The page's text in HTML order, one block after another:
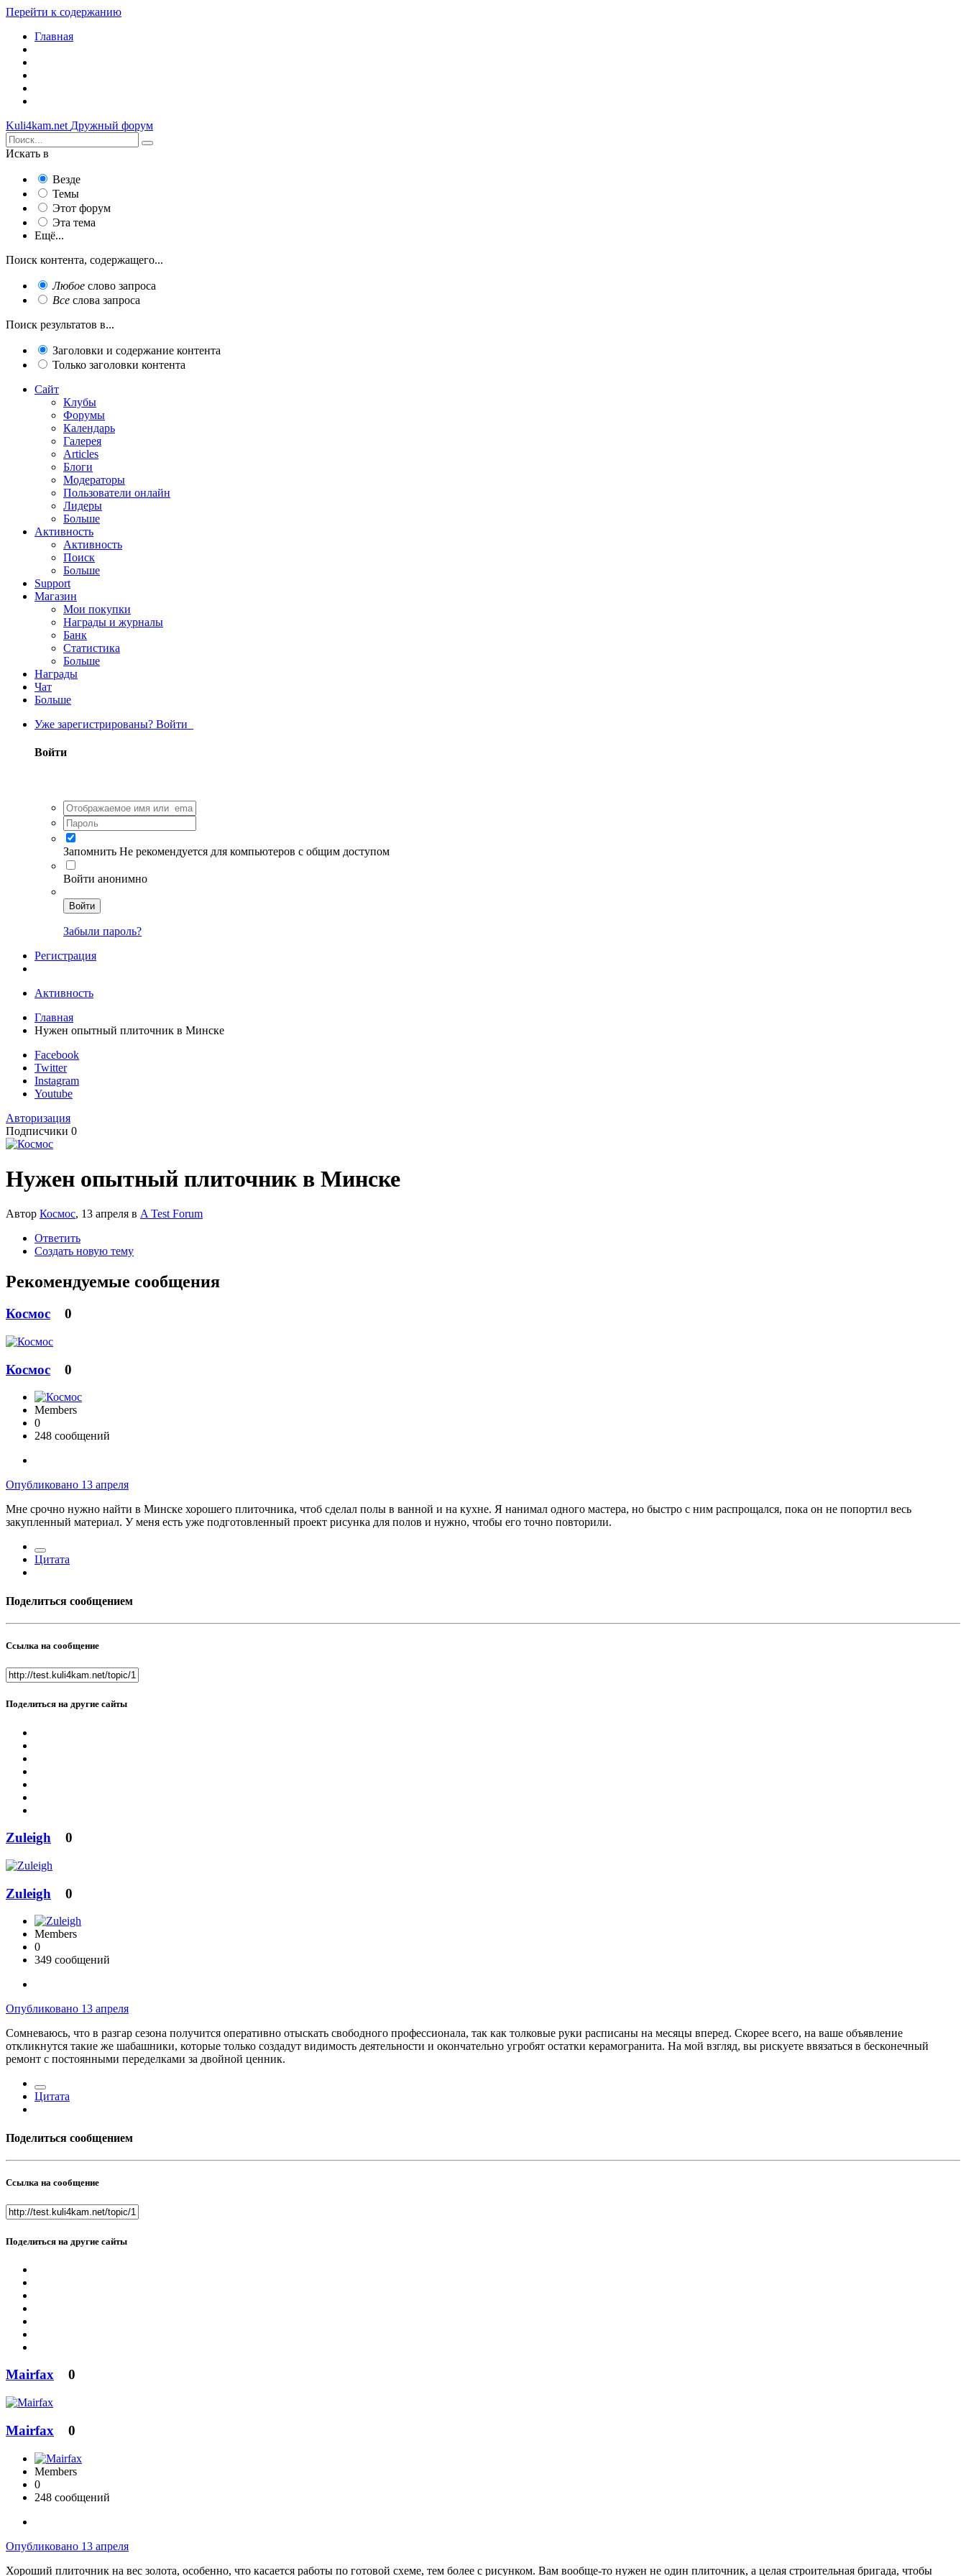
Перейти к содержанию
Главная
Kuli4kam.net Дружный форум
Искать в
Везде
Темы
Этот форум
Эта тема
Ещё...
Поиск контента, содержащего...
Любое слово запроса
Все слова запроса
Поиск результатов в...
Заголовки и содержание контента
Только заголовки контента
Сайт
Клубы
Форумы
Календарь
Галерея
Articles
Блоги
Модераторы
Пользователи онлайн
Лидеры
Больше
Активность
Активность
Поиск
Больше
Support
Магазин
Мои покупки
Награды и журналы
Банк
Статистика
Больше
Награды
Чат
Больше
Уже зарегистрированы? Войти
Войти
Запомнить Не рекомендуется для компьютеров с общим доступом
Войти анонимно
Войти
Забыли пароль?
Регистрация
Активность
Главная
Нужен опытный плиточник в Минске
Facebook
Twitter
Instagram
Youtube
Авторизация
Подписчики 0
Нужен опытный плиточник в Минске
Автор Космос, 13 апреля в A Test Forum
Ответить
Создать новую тему
Рекомендуемые сообщения
Космос 0
Космос 0
Members
0
248 сообщений
Опубликовано 13 апреля
Мне срочно нужно найти в Минске хорошего плиточника, чтоб сделал полы в ванной и на кухне. Я нанимал одного мастера, но быстро с ним распрощался, пока он не попортил весь
закупленный материал. У меня есть уже подготовленный проект рисунка для полов и нужно, чтобы его точно повторили.
Цитата
Поделиться сообщением
Ссылка на сообщение
Поделиться на другие сайты
Zuleigh 0
Zuleigh 0
Members
0
349 сообщений
Опубликовано 13 апреля
Сомневаюсь, что в разгар сезона получится оперативно отыскать свободного профессионала, так как толковые руки расписаны на месяцы вперед. Скорее всего, на ваше объявление
откликнутся такие же шабашники, которые только создадут видимость деятельности и окончательно угробят остатки керамогранита. На мой взгляд, вы рискуете ввязаться в бесконечный
ремонт с постоянными переделками за двойной ценник.
Цитата
Поделиться сообщением
Ссылка на сообщение
Поделиться на другие сайты
Mairfax 0
Mairfax 0
Members
0
248 сообщений
Опубликовано 13 апреля
Хороший плиточник на вес золота, особенно, что касается работы по готовой схеме, тем более с рисунком. Вам вообще-то нужен не один плиточник, а целая строительная бригада, чтобы